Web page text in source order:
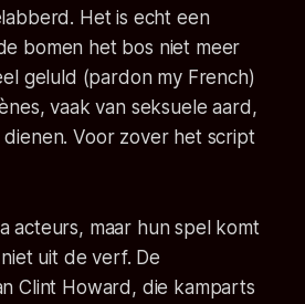
Het is echt een
bomen het bos niet meer
geluld (pardon my French)
vaak van seksuele aard,
Voor zover het script
acteurs, maar hun spel komt
uit de verf. De
Clint Howard, die kamparts